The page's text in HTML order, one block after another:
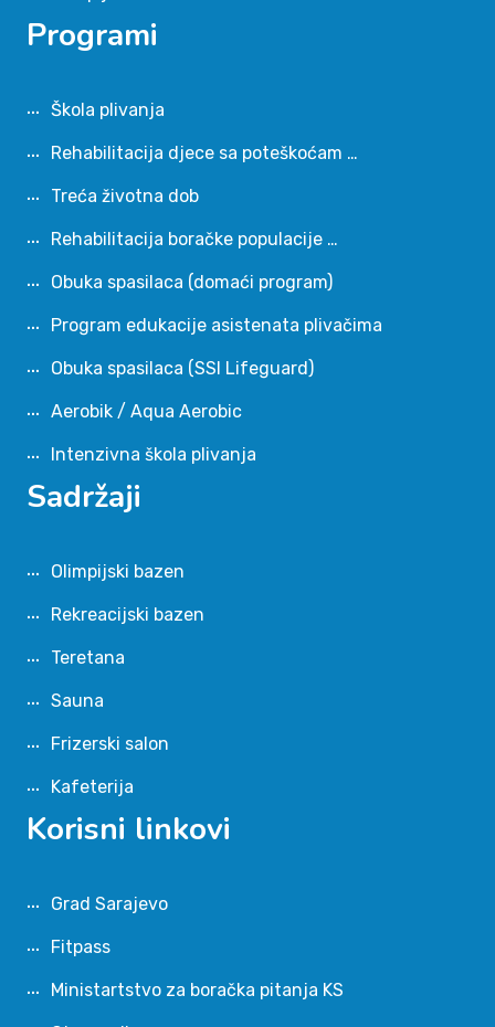
Programi
Škola plivanja
Rehabilitacija djece sa poteškoćam …
Treća životna dob
Rehabilitacija boračke populacije …
Obuka spasilaca (domaći program)
Program edukacije asistenata plivačima
Obuka spasilaca (SSI Lifeguard)
Aerobik / Aqua Aerobic
Intenzivna škola plivanja
Sadržaji
Olimpijski bazen
Rekreacijski bazen
Teretana
Sauna
Frizerski salon
Kafeterija
Korisni linkovi
Grad Sarajevo
Fitpass
Ministartstvo za boračka pitanja KS